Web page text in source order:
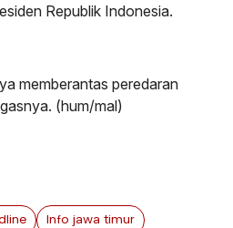
Republik Indonesia.
memberantas peredaran
(hum/mal)
Info jawa timur